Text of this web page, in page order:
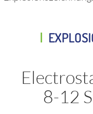
8-12